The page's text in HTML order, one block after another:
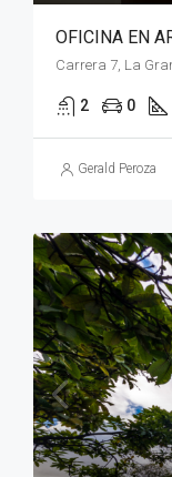
2 0
Gerald Peroza